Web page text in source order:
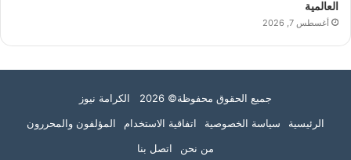
العالمية
أغسطس 7, 2026
جميع الحقوق محفوظة© 2026 الكرامة نيوز
الرئيسية
سياسة الخصوصية اتفاقية الاستخدام
المؤلفون والمحررون
من نحن
اتصل بنا